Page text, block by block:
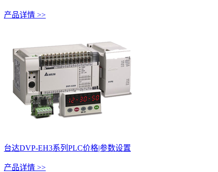
产品详情 >>
台达DVP-EH3系列PLC价格|参数设置
产品详情 >>